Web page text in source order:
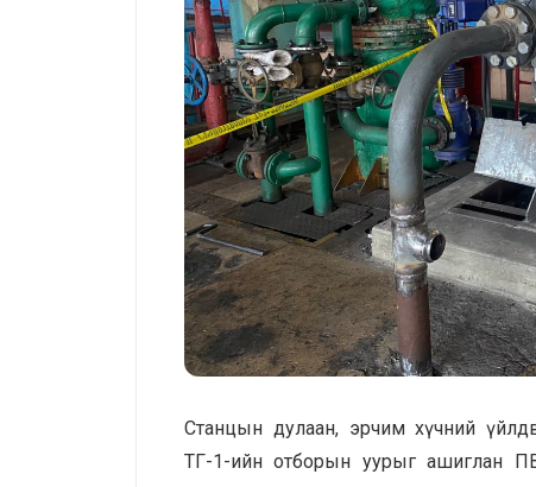
Станцын дулаан, эрчим хүчний
ТГ-1-ийн отборын уурыг ашиглан